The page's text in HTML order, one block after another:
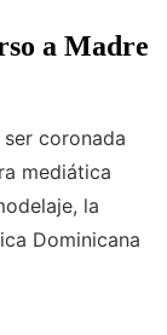
a Madre
coronada
mediática
la
Dominicana